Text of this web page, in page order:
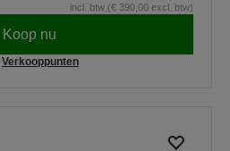
incl. btw (€ 390,00 excl. btw)
Koop nu
Verkooppunten